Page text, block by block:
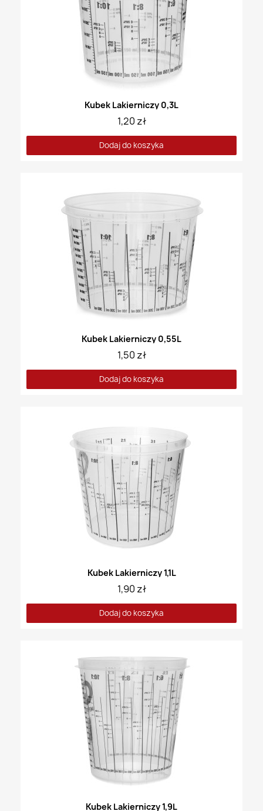
Kubek Lakierniczy 0,3L
1,20 zł
Dodaj do koszyka
Kubek Lakierniczy 0,55L
1,50 zł
Dodaj do koszyka
Kubek Lakierniczy 1,1L
1,90 zł
Dodaj do koszyka
Kubek Lakierniczy 1,9L